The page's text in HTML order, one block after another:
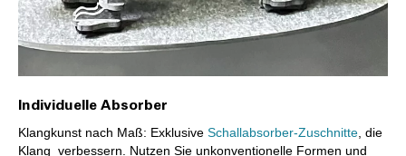
Individuelle Absorber
Klangkunst nach Maß: Exklusive Schallabsorber-Zuschnitte , die
Klang verbessern. Nutzen Sie unkonventionelle Formen und